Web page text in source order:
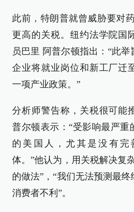
此前，特朗普就曾威胁要对
更高的关税。纽约法学院国
员巴里 阿普尔顿指出：“此
企业将就业岗位和新工厂迁
一项产业政策。”
分析师警告称，关税很可能
普尔顿表示：“受影响最严重
的美国人，尤其是没有完
体。”他认为，用关税解决复
的做法”，“我们无法预测最
消费者不利”。